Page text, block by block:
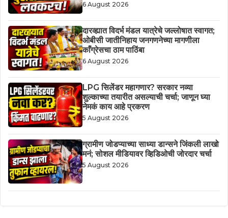
6 August 2026
दारव्ह्यात विदर्भ मंडल यात्रेचे जल्लोषात स्वागत;
ओबीसी जातीनिहाय जनगणनेच्या मागणीला
काँग्रेसचा ठाम पाठिंबा
6 August 2026
LPG सिलेंडर महागणार? सरकार नव्या
शुल्काच्या तयारीत असल्याची चर्चा; जाणून घ्या
नेमकं काय आहे प्रकरण
5 August 2026
ग्रामीण जोडप्याच्या साध्या डान्सने जिंकली लाखो
मनं; सोशल मीडियावर व्हिडिओची जोरदार चर्चा
5 August 2026